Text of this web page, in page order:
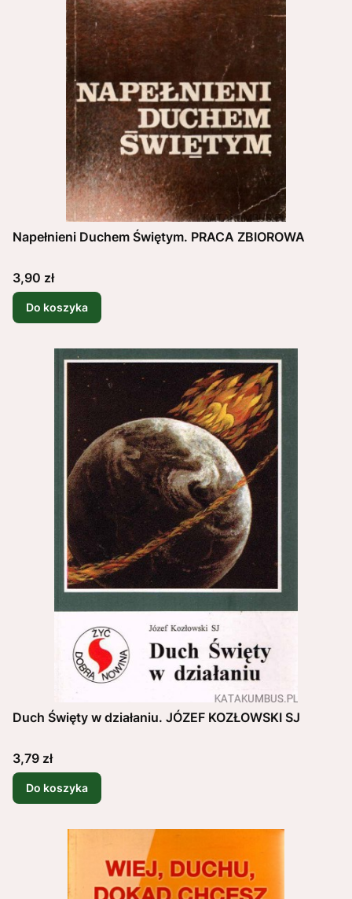
Napełnieni Duchem Świętym. PRACA ZBIOROWA
Cena
3,90 zł
Do koszyka
Duch Święty w działaniu. JÓZEF KOZŁOWSKI SJ
Cena
3,79 zł
Do koszyka